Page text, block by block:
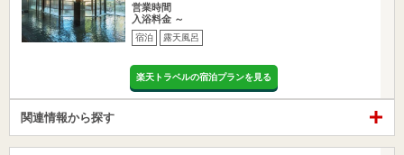
営業時間
入浴料金 ～
宿泊 露天風呂
楽天トラベルの宿泊プランを見る
関連情報から探す